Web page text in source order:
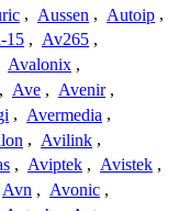
, Aussen , Autoip ,
15 , Av265 ,
Avalonix ,
, Ave , Avenir ,
, Avermedia ,
, Avilink ,
, Aviptek , Avistek ,
Avn , Avonic ,